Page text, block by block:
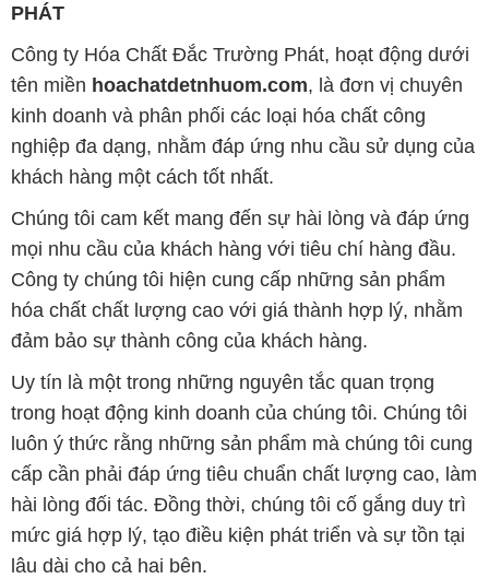
nghiệp đa dạng, nhằm đáp ứng nhu cầu sử dụng của
khách hàng một cách tốt nhất.
Chúng tôi cam kết mang đến sự hài lòng và đáp ứng
mọi nhu cầu của khách hàng với tiêu chí hàng đầu.
Công ty chúng tôi hiện cung cấp những sản phẩm
hóa chất chất lượng cao với giá thành hợp lý, nhằm
đảm bảo sự thành công của khách hàng.
Uy tín là một trong những nguyên tắc quan trọng
trong hoạt động kinh doanh của chúng tôi. Chúng tôi
luôn ý thức rằng những sản phẩm mà chúng tôi cung
cấp cần phải đáp ứng tiêu chuẩn chất lượng cao, làm
hài lòng đối tác. Đồng thời, chúng tôi cố gắng duy trì
mức giá hợp lý, tạo điều kiện phát triển và sự tồn tại
lâu dài cho cả hai bên.
Công ty Hóa Chất Đắc Trường Phát đáp ứng đa
dạng các nhu cầu về hóa chất, phục vụ cho tất cả
các ngành nghề và lĩnh vực sản xuất khác nhau tại
TP. Hồ Chí Minh. Sứ mệnh của chúng tôi là cung cấp